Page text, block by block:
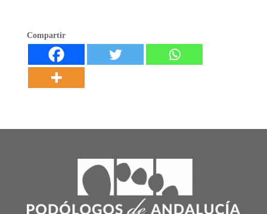
Compartir